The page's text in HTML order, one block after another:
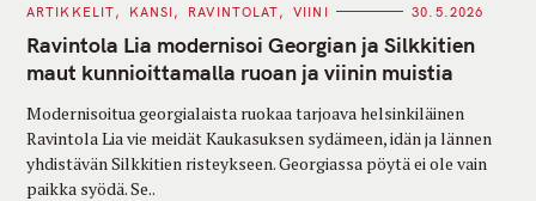
C
T
E
G
O
I
E
S
ARTIKKELIT KANSI RAVINTOLAT VIINI 30.5.2026
Ravintola Lia modernisoi Georgian ja Silkkitien
maut kunnioittamalla ruoan ja viinin muistia
Modernisoitua georgialaista ruokaa tarjoava helsinkiläinen
Ravintola Lia vie meidät Kaukasuksen sydämeen, idän ja lännen
yhdistävän Silkkitien risteykseen. Georgiassa pöytä ei ole vain
paikka syödä. Se..